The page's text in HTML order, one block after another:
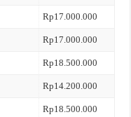
Rp17.000.000
Rp17.000.000
Rp18.500.000
Rp14.200.000
Rp18.500.000